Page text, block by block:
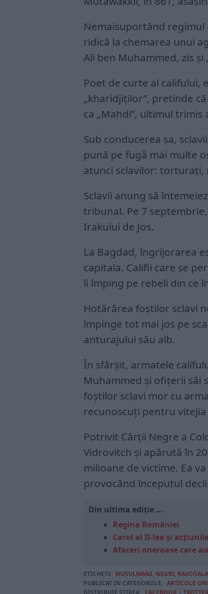
Nemaisuportând regimul
ridică la chemarea unui
Ali ben Muhammed, zis și
Poet de curte al califului,
„kharidjiților”, pretinde
ca „Mahdi”, ultimul trimis
Sub conducerea sa,
pună pe fugă mai multe
atunci sclavilor:
Sclavii anung să
tribunal. Pe 7
Irakului de Jos.
La Bagdad, îngrijorarea
capitala. Califii care se
îi împing pe rebeli din ce
Hotărârea foștilor sclavi
împinge tot mai jos pe
anturajului său alb.
În sfârșit, armatele
Muhammed și ofițerii săi
foștilor sclavi mor cu
recunoscuți pentru
Potrivit Cărții Negre a
Vidrovitch și apărută în
milioane de victime. Ea
provocând începutul
Din ultima ediție ...
Regina României
Carol al II-lea și
Afaceri oneroase care
ETICHETE: MUSULMANI, NEGRI, RASCOALA
PUBLICAT IN CATEGORIILE: ARTICOLE
DISTRIBUIE ȘTIREA: FACEBOOK | TWITTER